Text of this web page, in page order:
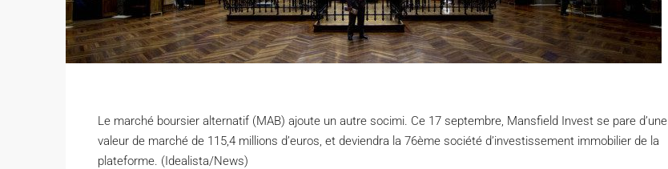
Le marché boursier alternatif (MAB) ajoute un autre socimi. Ce 17 septembre, Mansfield Invest se pare d’une
valeur de marché de 115,4 millions d’euros, et deviendra la 76ème société d’investissement immobilier de la
plateforme. (Idealista/News)